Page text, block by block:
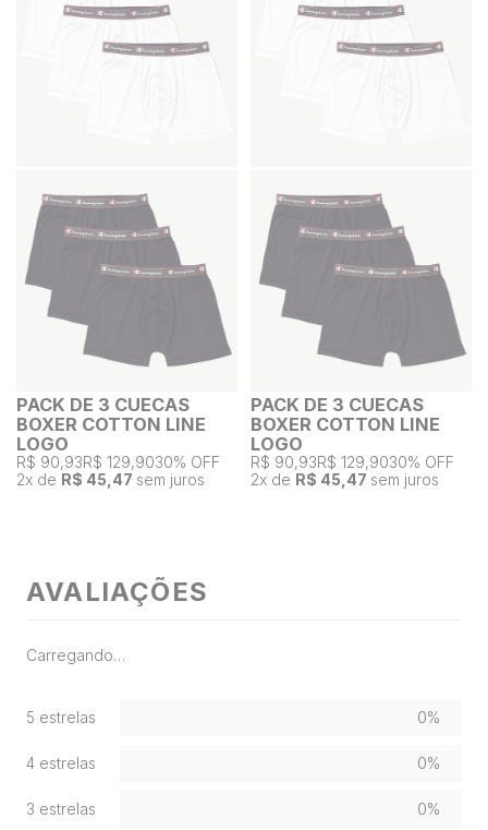
PACK DE 3 CUECAS
BOXER COTTON LINE
LOGO
R$ 90,93R$ 129,9030% OFF
2x de R$ 45,47 sem juros
PACK DE 3 CUECAS
BOXER COTTON LINE
LOGO
R$ 90,93R$ 129,9030% OFF
2x de R$ 45,47 sem juros
AVALIAÇÕES
Carregando…
5 estrelas 0%
4 estrelas 0%
3 estrelas 0%